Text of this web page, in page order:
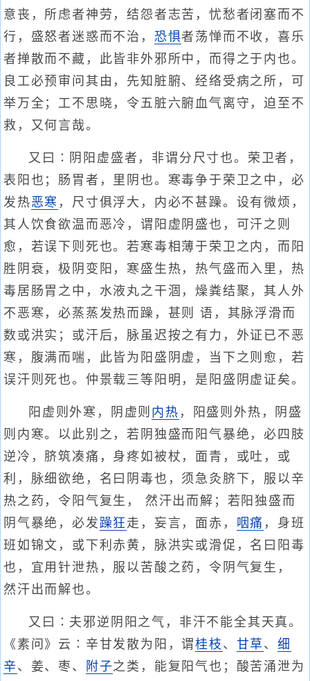
意丧，所虑者神劳，结怨者志苦，忧愁者闭塞而不
行，盛怒者迷惑而不治， 恐惧者荡惮而不收，喜乐
者掸散而不藏，此皆非外邪所中，而得之于内也。
良工必预审问其由，先知脏腑、经络受病之所，可
举万全；工不思晓，令五脏六腑血气离守，迫至不
救，又何言哉。
又曰∶阴阳虚盛者，非谓分尺寸也。荣卫者，
表阳也；肠胃者，里阴也。寒毒争于荣卫之中，必
发热恶寒 ，尺寸俱浮大，内必不甚躁。设有微烦，
其人饮食欲温而恶冷，谓阳虚阴盛也，可汗之则
愈，若误下则死也。若寒毒相薄于荣卫之内，而阳
胜阴衰，极阴变阳，寒盛生热，热气盛而入里，热
毒居肠胃之中，水液丸之干涸，燥粪结聚，其人外
不恶寒，必蒸蒸发热而躁，甚则 语，其脉浮滑而
数或洪实；或汗后，脉虽迟按之有力，外证已不恶
寒，腹满而喘，此皆为阳盛阴虚，当下之则愈，若
误汗则死也。仲景载三等阳明，是阳盛阴虚证矣。
阳虚则外寒，阴虚则 内热 ，阳盛则外热，阴盛
则内寒。以此别之，若阴独盛而阳气暴绝，必四肢
逆冷，脐筑凑痛，身疼如被杖，面青，或吐，或
利，脉细欲绝，名曰阴毒也，须急灸脐下，服以辛
热之药，令阳气复生， 然汗出而解；若阳独盛而
阴气暴绝，必发躁狂 走，妄言，面赤， 咽痛 ，身班
班如锦文，或下利赤黄，脉洪实或滑促，名曰阳毒
也，宜用针泄热，服以苦酸之药，令阴气复生，
然汗出而解也。
又曰∶夫邪逆阴阳之气，非汗不能全其天真。
《素问》云∶辛甘发散为阳，谓桂枝 、 甘草 、细
辛 、姜、枣、 附子之类，能复阳气也；酸苦涌泄为